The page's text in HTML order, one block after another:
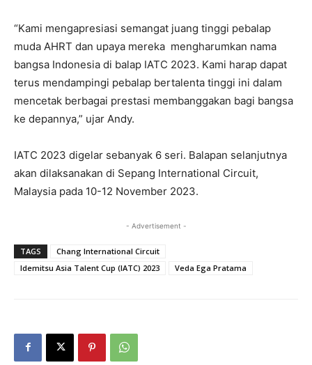
“Kami mengapresiasi semangat juang tinggi pebalap
muda AHRT dan upaya mereka mengharumkan nama
bangsa Indonesia di balap IATC 2023. Kami harap dapat
terus mendampingi pebalap bertalenta tinggi ini dalam
mencetak berbagai prestasi membanggakan bagi bangsa
ke depannya,” ujar Andy.
IATC 2023 digelar sebanyak 6 seri. Balapan selanjutnya
akan dilaksanakan di Sepang International Circuit,
Malaysia pada 10-12 November 2023.
- Advertisement -
TAGS
Chang International Circuit
Idemitsu Asia Talent Cup (IATC) 2023
Veda Ega Pratama